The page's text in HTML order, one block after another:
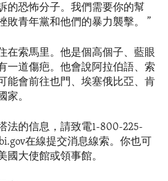
的恐怖分子。我們需要你的幫
敗青年黨和他們的暴力襲擊。 ”
在索馬里。他是個高個子、藍眼
一道傷疤。他會說阿拉伯語、索
能會前往也門、埃塞俄比亞、肯
家。
法的信息，請致電1-800-225-
在線提交消息線索。你也可
國大使館或領事館。